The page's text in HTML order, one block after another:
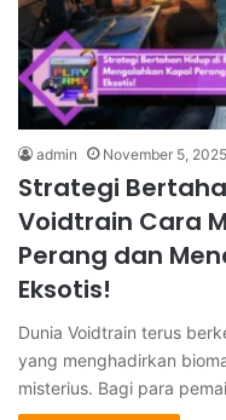
admin November 5, 2025
Strategi
Voidtrain Cara
Perang dan
Eksotis!
Dunia Voidtrain terus
yang menghadirkan
misterius. Bagi para